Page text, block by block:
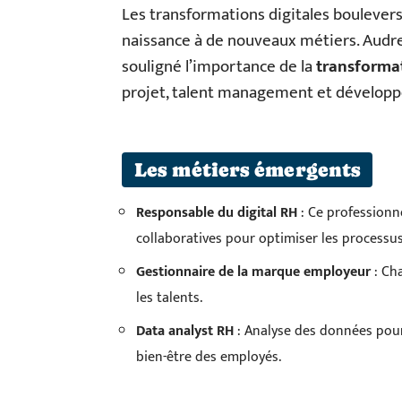
Les transformations digitales
naissance à de nouveaux métiers.
souligné l’importance de la
projet, talent management et
Les métiers émergents
Responsable du digital RH: Ce
collaboratives pour optimiser les
Gestionnaire de la marque employeur:
les talents.
Data analyst RH: Analyse des données
bien-être des employés.